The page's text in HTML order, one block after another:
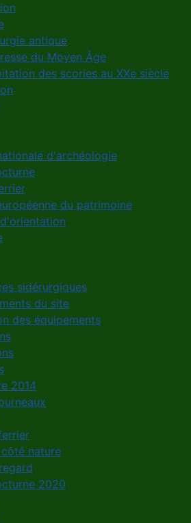
antique
du Moyen Âge
des scories au XXe siècle
d'archéologie
du patrimoine
sidérurgiques
du site
des équipements
2014
nature
2020